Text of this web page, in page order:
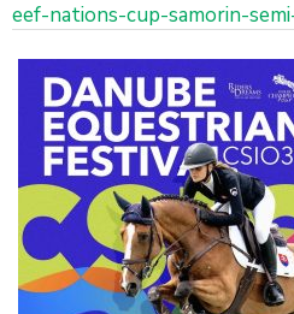
eef-nations-cup-samorin-